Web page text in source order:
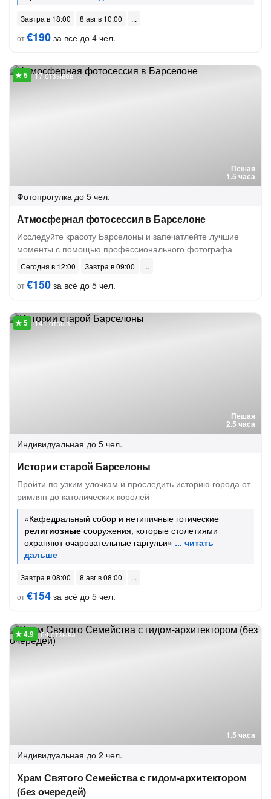
Завтра в 18:00
8 авг в 10:00
от€190 за всё до 4 чел.
Пешая
1.5 часа
17 отзывов
Фотопрогулка до 5 чел.
Атмосферная фотосессия в Барселоне
Исследуйте красоту Барселоны и запечатлейте лучшие
моменты с помощью профессионального фотографа
Сегодня в 12:00
Завтра в 09:00
от€150 за всё до 5 чел.
Пешая
2.5 часа
141 отзыв
Индивидуальная до 5 чел.
Истории старой Барселоны
Пройти по узким улочкам и проследить историю города от
римлян до католических королей
«Кафедральный собор и нетипичные готические
религиозные сооружения, которые столетиями
охраняют очаровательные гаргульи»
Завтра в 08:00
8 авг в 08:00
от€154 за всё до 5 чел.
1.5 часа
64 отзыва
Индивидуальная до 2 чел.
Храм Святого Семейства с гидом-архитектором
(без очередей)